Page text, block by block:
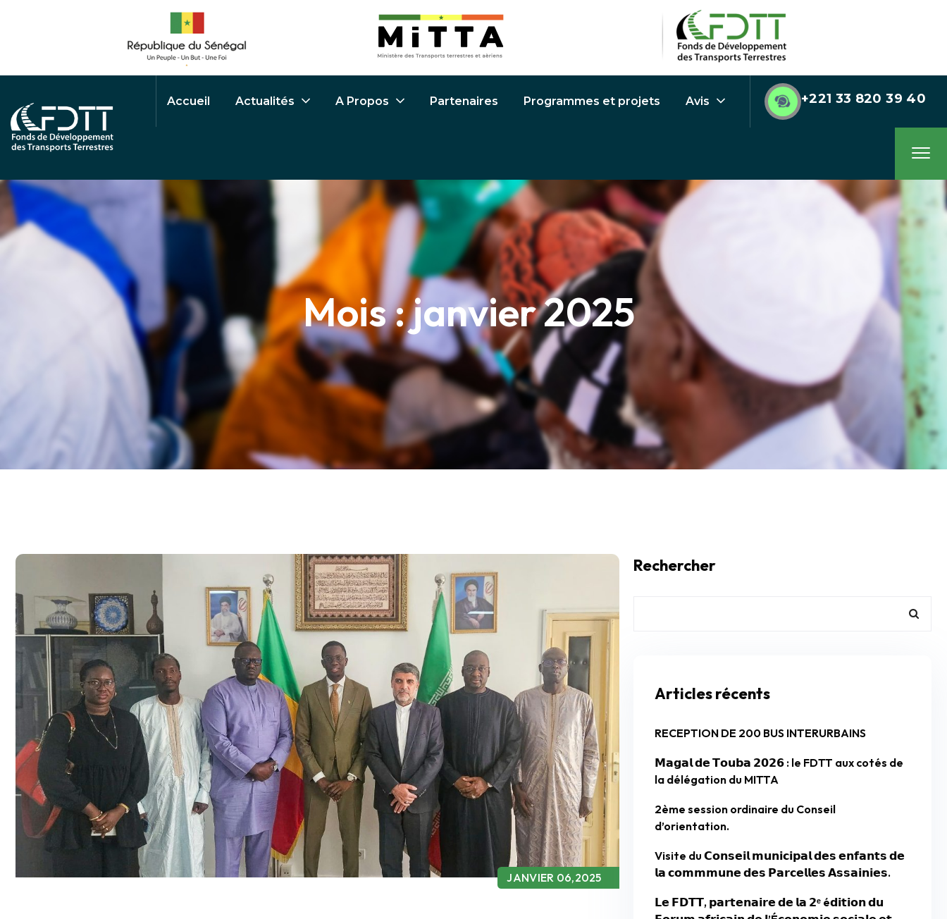
Accueil Actualités A Propos Partenaires Programmes et projets Avis +221 33 820 39 40
Mois :janvier 2025
JANVIER 06,2025
Rechercher
Articles récents
RECEPTION DE 200 BUS INTERURBAINS
𝗠𝗮𝗴𝗮𝗹 𝗱𝗲 𝗧𝗼𝘂𝗯𝗮 𝟮𝟬𝟮𝟲 : le FDTT aux cotés de
la délégation du MITTA
2ème session ordinaire du Conseil
d’orientation.
Visite du 𝗖𝗼𝗻𝘀𝗲𝗶𝗹 𝗺𝘂𝗻𝗶𝗰𝗶𝗽𝗮𝗹 𝗱𝗲𝘀 𝗲𝗻𝗳𝗮𝗻𝘁𝘀 𝗱𝗲
𝗹𝗮 𝗰𝗼𝗺𝗺𝗺𝘂𝗻𝗲 𝗱𝗲𝘀 𝗣𝗮𝗿𝗰𝗲𝗹𝗹𝗲𝘀 𝗔𝘀𝘀𝗮𝗶𝗻𝗶𝗲𝘀.
𝗟𝗲 𝗙𝗗𝗧𝗧, 𝗽𝗮𝗿𝘁𝗲𝗻𝗮𝗶𝗿𝗲 𝗱𝗲 𝗹𝗮 𝟮ᵉ é𝗱𝗶𝘁𝗶𝗼𝗻 𝗱𝘂